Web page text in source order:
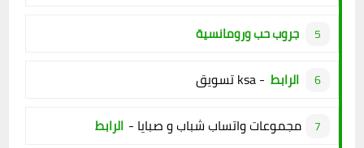
جروب حب ورومانسية
تسويق ksa - الرابط
مجموعات واتساب شباب و صبايا - الرابط